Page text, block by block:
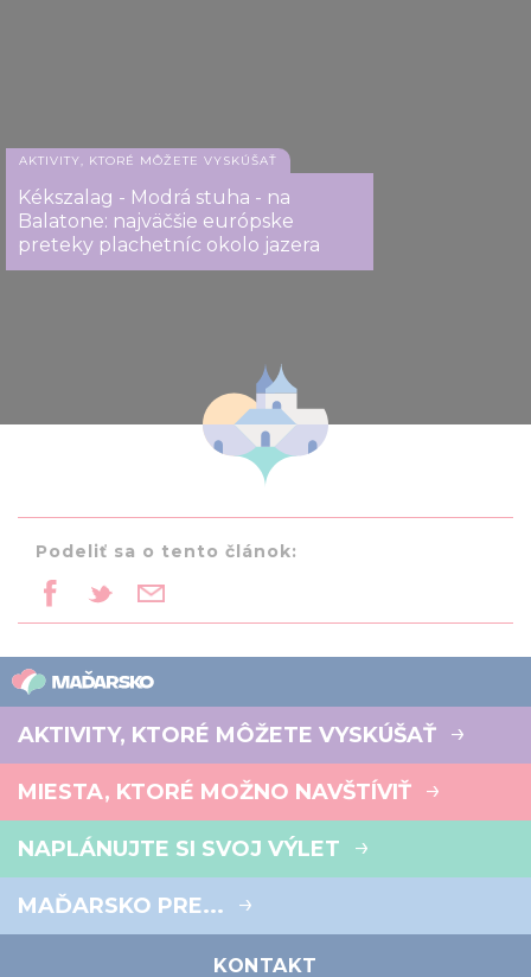
AKTIVITY, KTORÉ MÔŽETE VYSKÚŠAŤ
Kékszalag - Modrá stuha - na
Balatone: najväčšie európske
preteky plachetníc okolo jazera
Podeliť sa o tento článok:
AKTIVITY, KTORÉ MÔŽETE VYSKÚŠAŤ
MIESTA, KTORÉ MOŽNO NAVŠTÍVIŤ
NAPLÁNUJTE SI SVOJ VÝLET
MAĎARSKO PRE...
KONTAKT